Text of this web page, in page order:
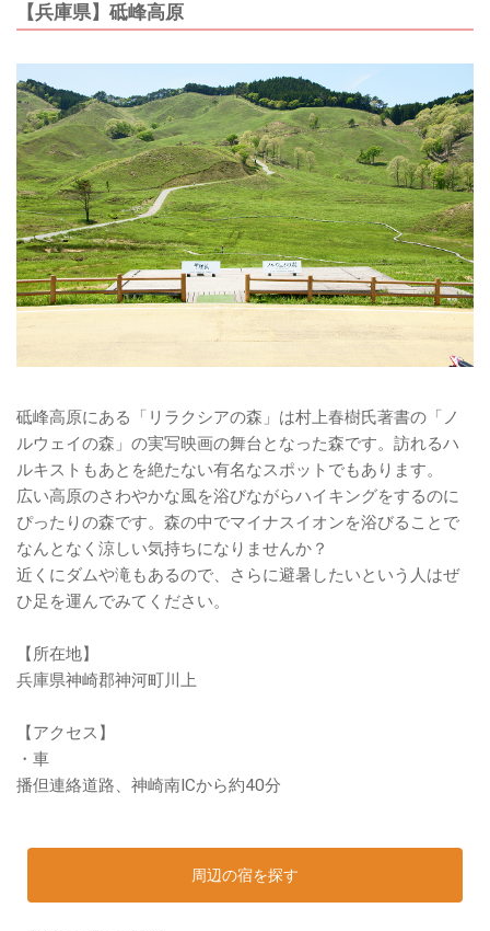
【兵庫県】砥峰高原
砥峰高原にある「リラクシアの森」は村上春樹氏著書の「ノ
ルウェイの森」の実写映画の舞台となった森です。訪れるハ
ルキストもあとを絶たない有名なスポットでもあります。
広い高原のさわやかな風を浴びながらハイキングをするのに
ぴったりの森です。森の中でマイナスイオンを浴びることで
なんとなく涼しい気持ちになりませんか？
近くにダムや滝もあるので、さらに避暑したいという人はぜ
ひ足を運んでみてください。
【所在地】
兵庫県神崎郡神河町川上
【アクセス】
・車
播但連絡道路、神崎南ICから約40分
周辺の宿を探す